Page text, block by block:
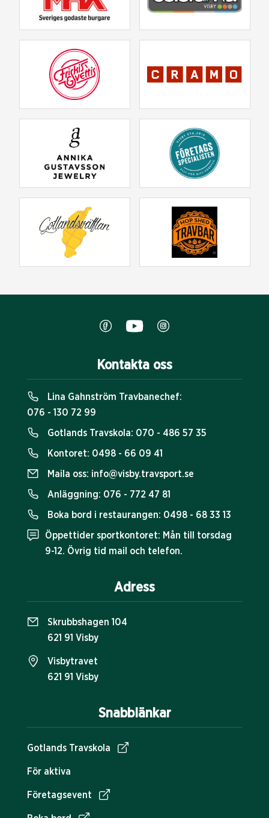
Snabblänkar
Gotlands Travskola
För aktiva
Företagsevent
Kontakta oss
Lina Gahnström Travbanechef:
076 - 130 72 99
Gotlands Travskola: 070 - 486 57 35
Kontoret: 0498 - 66 09 41
Maila oss: info@visby.travsport.se
Anläggning: 076 - 772 47 81
Boka bord i restaurangen: 0498 - 68 33 13
Öppettider sportkontoret: Mån till torsdag
9-12. Övrig tid mail och telefon.
Adress
Skrubbshagen 104
621 91 Visby
Visbytravet
621 91 Visby